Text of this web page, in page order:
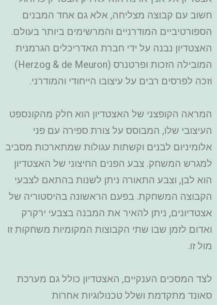
חשוב עם קבוצה מצליחה, אלא גם אחד המבנים
הספורטיביים המודרניים והמרשימים ביותר בעולם.
האצטדיון נבנה על ידי חברת האדריכלים הגרמנית
המובילה הזכות ופרטנרס (Herzog & de Meuron)
וזכה לפרסים רבים על עיצובו הייחודי והמודרני.
המראה הקופצני של האצטדיון הוא חלק מהקונספט
העיצובי שלו, המבוסס על צורת ספירה עם פני
אלומיניום לבנים וקשתות עגולות שמתארכות מסביב
למגרש המשחק. צבע הפנים החיצוני של האצטדיון
הוא לבן, וצבע התאורה ניתן לשנות בהתאם לצבעי
הקבוצה המשחקת. בפעם הראשונה בהיסטוריה של
אצטדיונים, ניתן להאיר את המבנה בצבעי ירקרק
ואדום לזמן שבו שתי הקבוצות המקומיות משחקות זו
מול זו.
לצד המסכים הענקיים, האצטדיון כולל גם מערכת
סאונד מתקדמת ושלל טכנולוגיות אחרות